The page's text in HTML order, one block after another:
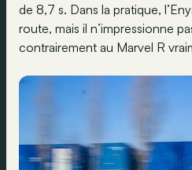
de 8,7 s. Dans la pratique,
route, mais il n’impressionne
contrairement au Marvel R